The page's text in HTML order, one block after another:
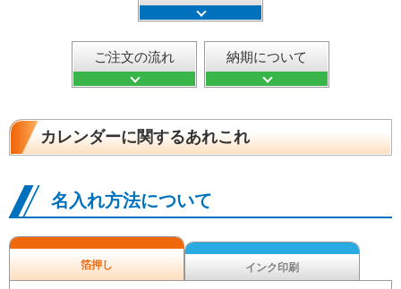
ご注文の流れ 納期について
カレンダーに関するあれこれ
名入れ方法について
箔押し インク印刷